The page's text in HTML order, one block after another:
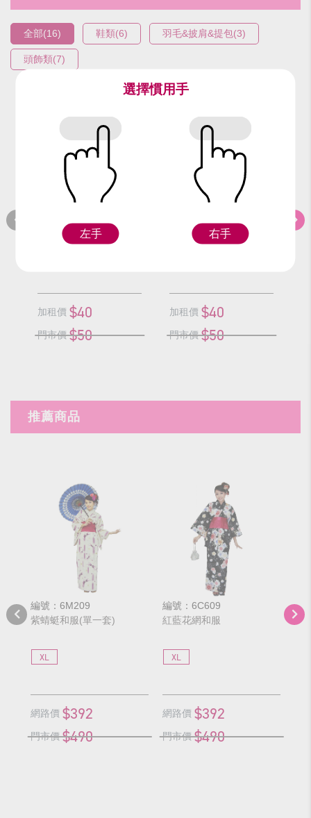
全部(16) 鞋類(6) 羽毛&披肩&提包(3)
頭飾類(7)
編號：96617
成人黑底彩花木
屐(23號)
加租價 $40
門市價 $50
編號：96717
成人黑底彩花木
屐(24號)
加租價 $40
門市價 $50
推薦商品
編號：6M209
紫蜻蜓和服(單一套)
XL
網路價 $392
門市價 $490
編號：6C609
紅藍花網和服
XL
網路價 $392
門市價 $490
編
圓
選擇慣用手
左手 右手